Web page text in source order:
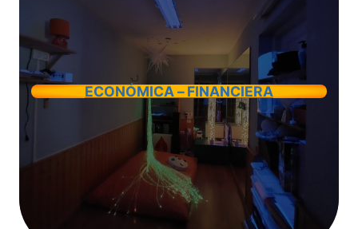
ECONÓMICA – FINANCIERA